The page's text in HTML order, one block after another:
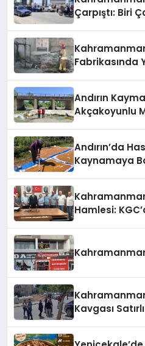
Çarpıştı: Biri
Fabrikasında
Andırın
Akçakoyunlu
Andırın’da
Kaynamaya
Hamlesi:
Kavgası